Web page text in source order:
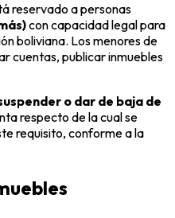
reservado a personas
con capacidad legal para
boliviana. Los menores de
cuentas, publicar inmuebles
o dar de baja de
respecto de la cual se
requisito, conforme a la